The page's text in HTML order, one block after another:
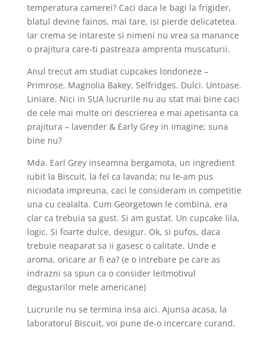
temperatura camerei? Caci daca le bagi la frigider,
blatul devine fainos, mai tare, isi pierde delicatetea.
Iar crema se intareste si nimeni nu vrea sa manance
o prajitura care-ti pastreaza amprenta muscaturii.
Anul trecut am studiat cupcakes londoneze –
Primrose, Magnolia Bakey, Selfridges. Dulci. Untoase.
Liniare. Nici in SUA lucrurile nu au stat mai bine caci
de cele mai multe ori descrierea e mai apetisanta ca
prajitura – lavender & Early Grey in imagine; suna
bine nu?
Mda. Earl Grey inseamna bergamota, un ingredient
iubit la Biscuit, la fel ca lavanda; nu le-am pus
niciodata impreuna, caci le consideram in competitie
una cu cealalta. Cum Georgetown le combina, era
clar ca trebuia sa gust. Si am gustat. Un cupcake lila,
logic. Si foarte dulce, desigur. Ok, si pufos, daca
trebuie neaparat sa ii gasesc o calitate. Unde e
aroma, oricare ar fi ea? (e o intrebare pe care as
indrazni sa spun ca o consider leitmotivul
degustarilor mele americane)
Lucrurile nu se termina insa aici. Ajunsa acasa, la
laboratorul Biscuit, voi pune de-o incercare curand.